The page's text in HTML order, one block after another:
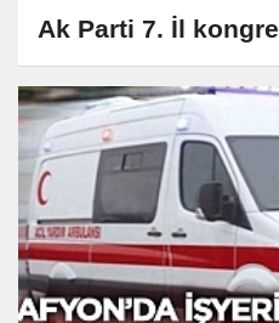
Ak Parti 7. İl